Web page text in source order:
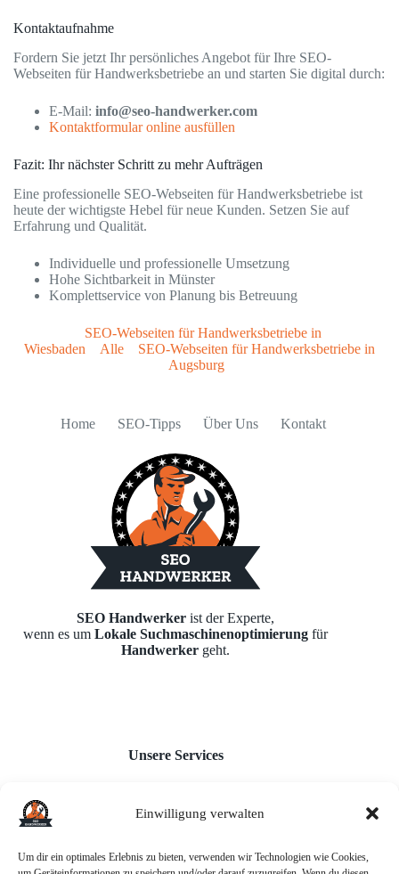
Einwilligung verwalten
Um dir ein optimales Erlebnis zu bieten, verwenden wir Technologien wie Cookies,
Kontaktaufnahme
Fordern Sie jetzt Ihr persönliches Angebot für Ihre SEO-
Webseiten für Handwerksbetriebe an und starten Sie digital durch:
E-Mail: info@seo-handwerker.com
Kontaktformular online ausfüllen
Fazit: Ihr nächster Schritt zu mehr Aufträgen
Eine professionelle SEO-Webseiten für Handwerksbetriebe ist
heute der wichtigste Hebel für neue Kunden. Setzen Sie auf
Erfahrung und Qualität.
Individuelle und professionelle Umsetzung
Hohe Sichtbarkeit in Münster
Komplettservice von Planung bis Betreuung
SEO-Webseiten für Handwerksbetriebe in
Wiesbaden
Alle
SEO-Webseiten für Handwerksbetriebe in
Augsburg
Home SEO-Tipps Über Uns Kontakt
SEO Handwerker ist der Experte,
wenn es umLokale Suchmaschinenoptimierung für
Handwerker geht.
Unsere Services
Webseiten für Handwerker
Google Unternehmensprofil
Backlink-Aufbau